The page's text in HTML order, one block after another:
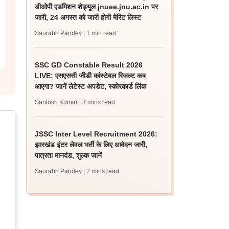
डीओपी एडमिशन शेड्यूल jnuee.jnu.ac.in पर
जारी, 24 अगस्त को जारी होगी मेरिट लिस्ट
Saurabh Pandey | 1 min read
SSC GD Constable Result 2026
LIVE: एसएससी जीडी कांस्टेबल रिजल्ट कब
आएगा? जानें लेटेस्ट अपडेट, स्कोरकार्ड लिंक
Santosh Kumar | 3 mins read
JSSC Inter Level Recruitment 2026:
झारखंड इंटर लेवल भर्ती के लिए आवेदन जारी,
पात्रता मानदंड, शुल्क जानें
Saurabh Pandey | 2 mins read